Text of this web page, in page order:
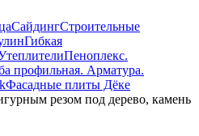
СайдингСтроительные
Гибкая
Пеноплекс.
профильная. Арматура.
Фасадные плиты Дёке
резом под дерево, камень